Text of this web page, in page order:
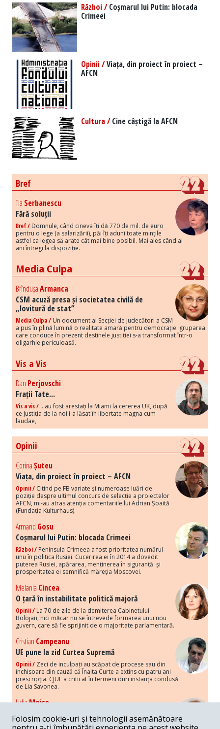
Război /Coșmarul lui Putin: blocada
Crimeei
Opinii /Viața, din proiect în proiect –
AFCN
Cultura /Cine câștigă la AFCN
Bref
Tia Serbanescu
Fără soluții
Bref / Domnule, când cineva îți dă 770 de mil. de euro
pentru o lege (a salarizării), păi îți aduni toate mințile
astfel ca legea să arate cât mai bine posibil. Mai ales când ai
ani întregi la dispoziție.
Media Culpa
BrîndușaArmanca
CSM acuză presa și societatea civilă de
„lovitură de stat”
Media Culpa / Un document al Secției de judecători a CSM
a pus în plină lumină o realitate amară pentru democrație: gruparea
care conduce în prezent destinele justiției s-a transformat într-o
oligarhie periculoasă.
Vis a Vis
Dan Perjovschi
Frații Tate...
Vis a vis / ...au fost arestați la Miami la cererea UK, după
ce Justiția de la noi i-a lăsat în libertate magna cum
laudae,
Opinii
CorinaȘuteu
Viața, din proiect în proiect – AFCN
Opinii / Citind pe FB variate și numeroase luări de
poziție despre ultimul concurs de selecție a proiectelor
AFCN, mi-au atras atenția comentariile lui Adrian Șoaită
(Fundația Kulturhaus).
Armand Gosu
Coșmarul lui Putin: blocada Crimeei
Război / Peninsula Crimeea a fost prioritatea numărul
unu în politica Rusiei. Cucerirea ei în 2014 a dovedit
puterea Rusiei, apărarea, menținerea în siguranță și
prosperitatea ei semnifică măreția Moscovei.
Melania Cincea
O țară în instabilitate politică majoră
Opinii / La 70 de zile de la demiterea Cabinetului
Bolojan, nici măcar nu se întrevede formarea unui nou
guvern, care să fie sprijinit de o majoritate parlamentară.
Cristian Campeanu
UE pune la zid Curtea Supremă
Opinii / Zeci de inculpați au scăpat de procese sau din
închisoare din cauză că Înalta Curte a extins cu patru ani
prescripția. CJUE a criticat în termeni duri instanța condusă
de Lia Savonea.
LidiaMoise
Costurile economice ale haosului politic
Opinii / Economia nu poate rezista cu retorica falsă a
Folosim cookie-uri și tehnologii asemănătoare